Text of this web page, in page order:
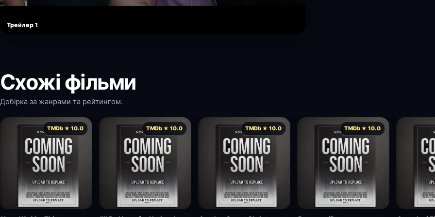
Трейлер 1
Схожі фільми
Добірка за жанрами та рейтингом.
TMDb ★ 10.0 TMDb ★ 10.0 TMDb ★ 10.0 TMDb ★ 10.0